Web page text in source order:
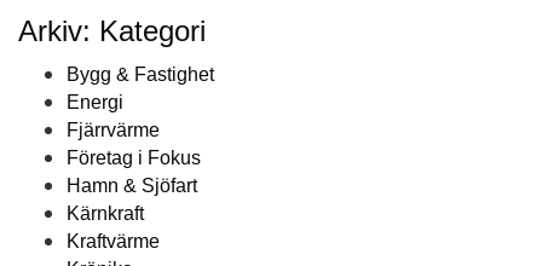
Arkiv: Kategori
Bygg & Fastighet
Energi
Fjärrvärme
Företag i Fokus
Hamn & Sjöfart
Kärnkraft
Kraftvärme